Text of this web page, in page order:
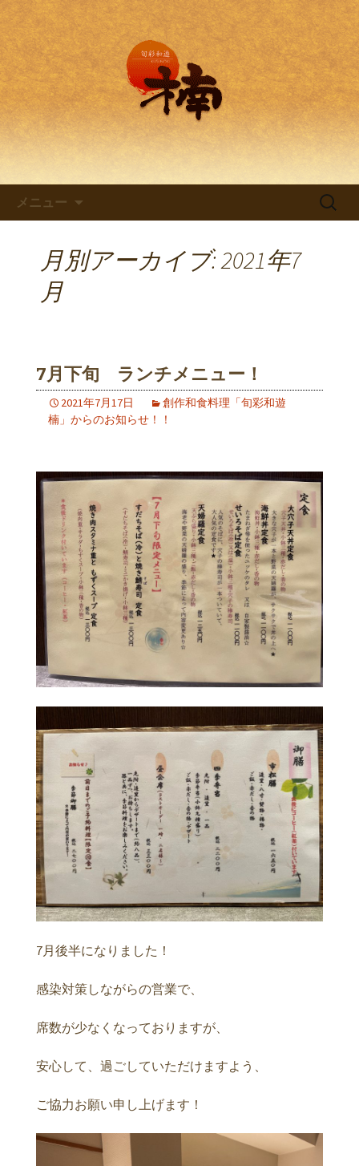
兵庫・西明石の創作和食料理
「旬彩和遊 楠～くすのき～」
兵庫・西明石の創作和食料理 旬彩和
遊 楠。
メニュー
検
月別アーカイブ: 2021年7
月
7月下旬 ランチメニュー！
2021年7月17日
創作和食料理「旬彩和遊
楠」からのお知らせ！！
7月後半になりました！
感染対策しながらの営業で、
席数が少なくなっておりますが、
安心して、過ごしていただけますよう、
ご協力お願い申し上げます！